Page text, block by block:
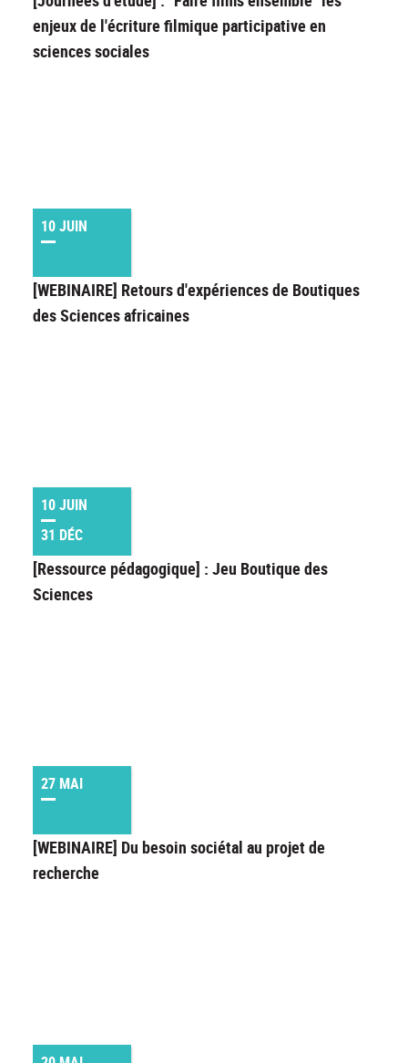
enjeux de l'écriture filmique participative en
sciences sociales
10 JUIN
[WEBINAIRE] Retours d'expériences de Boutiques
des Sciences africaines
10 JUIN
31 DÉC
[Ressource pédagogique] : Jeu Boutique des
Sciences
27 MAI
[WEBINAIRE] Du besoin sociétal au projet de
recherche